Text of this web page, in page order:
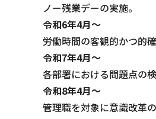
ノー残業デーの実施。
令和6年4月～
労働時間の客観的かつ的
令和7年4月～
各部署における問題点の検
令和8年4月～
管理職を対象に意識改革